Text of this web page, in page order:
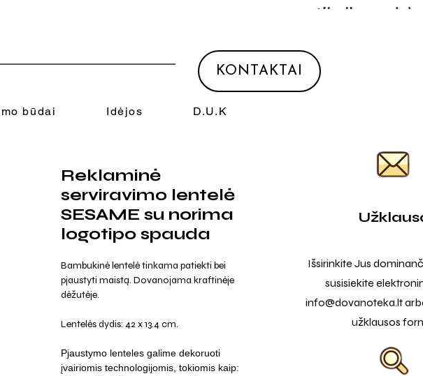
būdai Idėjos D.U.K
KONTAKTAI
Reklaminė
serviravimo lentelė
SESAME su norima
logotipo spauda
Bambukinė lentelė tinkama patiekti bei
pjaustyti maistą. Dovanojama kraftinėje
dėžutėje.
Lentelės dydis: 42 x 13.4 cm.
Pjaustymo lenteles galime dekoruoti
įvairiomis technologijomis, tokiomis kaip:
Išsirinkite Jus
susisiekite
info@dovanoteka.lt
užklausos